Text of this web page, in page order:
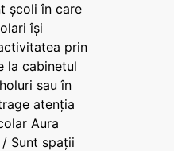
școli în care
își
prin
la cabinetul
sau în
atenția
Aura
Sunt spații